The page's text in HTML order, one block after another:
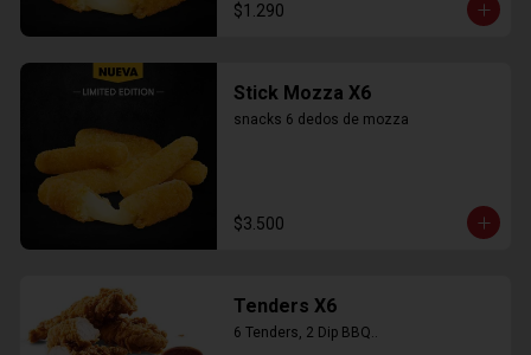
$1.290
Stick Mozza X6
snacks 6 dedos de mozza
$3.500
Tenders X6
6 Tenders, 2 Dip BBQ..